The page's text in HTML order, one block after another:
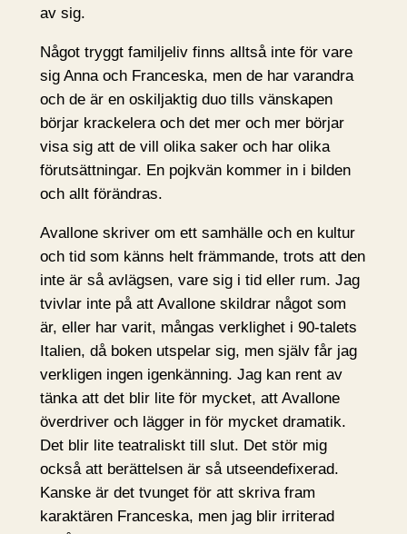
av sig.
Något tryggt familjeliv finns alltså inte för vare
sig Anna och Franceska, men de har varandra
och de är en oskiljaktig duo tills vänskapen
börjar krackelera och det mer och mer börjar
visa sig att de vill olika saker och har olika
förutsättningar. En pojkvän kommer in i bilden
och allt förändras.
Avallone skriver om ett samhälle och en kultur
och tid som känns helt främmande, trots att den
inte är så avlägsen, vare sig i tid eller rum. Jag
tvivlar inte på att Avallone skildrar något som
är, eller har varit, mångas verklighet i 90-talets
Italien, då boken utspelar sig, men själv får jag
verkligen ingen igenkänning. Jag kan rent av
tänka att det blir lite för mycket, att Avallone
överdriver och lägger in för mycket dramatik.
Det blir lite teatraliskt till slut. Det stör mig
också att berättelsen är så utseendefixerad.
Kanske är det tvunget för att skriva fram
karaktären Franceska, men jag blir irriterad